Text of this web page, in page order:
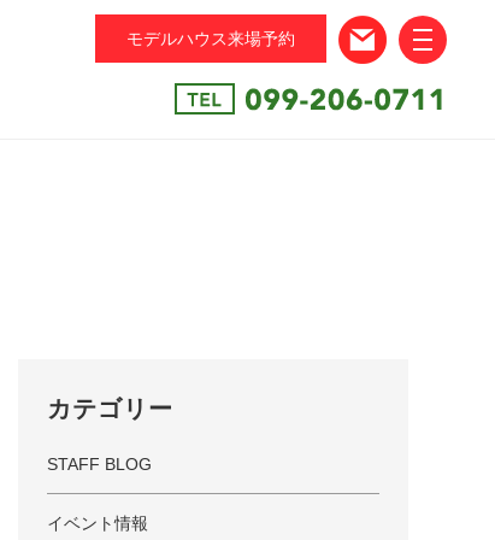
モデルハウス来場予約
toggle
navigation
カテゴリー
STAFF BLOG
イベント情報